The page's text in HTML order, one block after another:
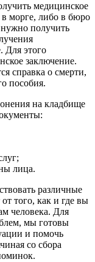
медицинское
морге, либо в бюро
получить
Для этого
заключение.
справка о смерти,
пособия.
на кладбище
лица.
различные
того, как и где вы
человека. Для
мы готовы
и помочь
со сбора